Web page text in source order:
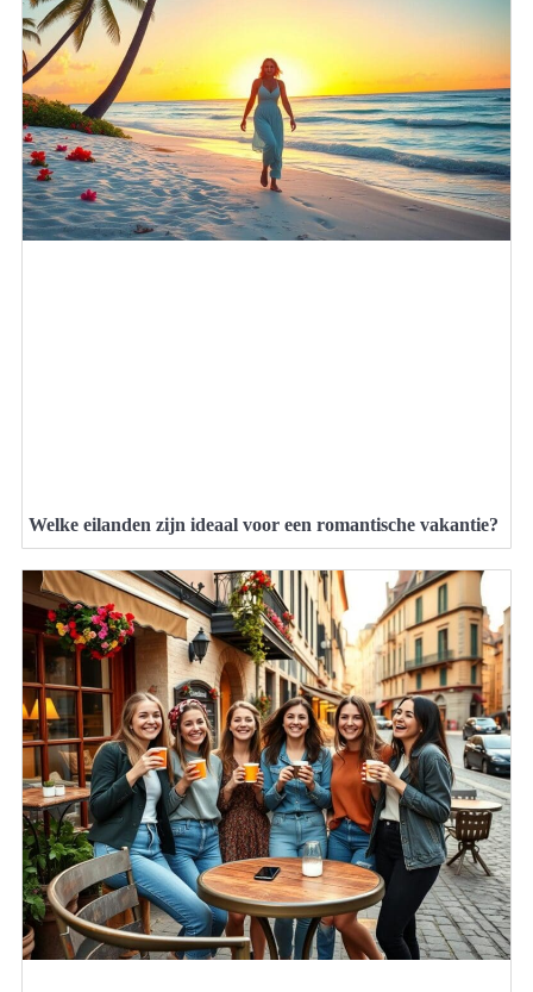
Welke eilanden zijn ideaal voor een romantische vakantie?